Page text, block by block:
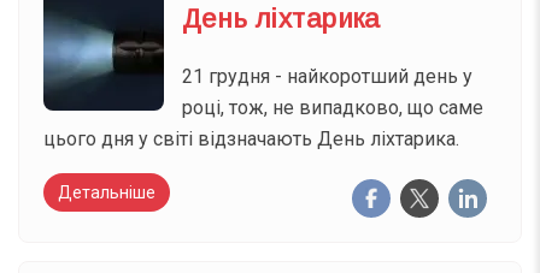
День ліхтарика
21 грудня - найкоротший день у
році, тож, не випадково, що саме
цього дня у світі відзначають День ліхтарика.
Детальніше